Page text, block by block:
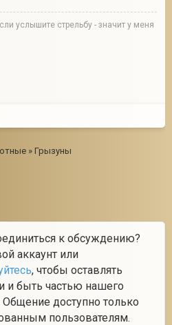
услышите стрельбу - значит у меня
» Грызуны
к обсуждению?
аккаунт или
, чтобы оставлять
и быть частью нашего
доступно только
пользователям.